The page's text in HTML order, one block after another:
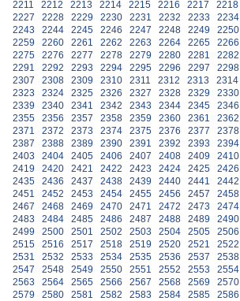
2211
2212 2213 2214 2215 2216 2217 2218
2227
2228 2229 2230 2231 2232 2233 2234
2243
2244 2245 2246 2247 2248 2249 2250
2259
2260 2261 2262 2263 2264 2265 2266
2275
2276 2277 2278 2279 2280 2281 2282
2291
2292 2293 2294 2295 2296 2297 2298
2307
2308 2309 2310 2311 2312 2313 2314
2323
2324 2325 2326 2327 2328 2329 2330
2339
2340 2341 2342 2343 2344 2345 2346
2355
2356 2357 2358 2359 2360 2361 2362
2371
2372 2373 2374 2375 2376 2377 2378
2387
2388 2389 2390 2391 2392 2393 2394
2403
2404 2405 2406 2407 2408 2409 2410
2419
2420 2421 2422 2423 2424 2425 2426
2435
2436 2437 2438 2439 2440 2441 2442
2451
2452 2453 2454 2455 2456 2457 2458
2467
2468 2469 2470 2471 2472 2473 2474
2483
2484 2485 2486 2487 2488 2489 2490
2499
2500 2501 2502 2503 2504 2505 2506
2515
2516 2517 2518 2519 2520 2521 2522
2531
2532 2533 2534 2535 2536 2537 2538
2547
2548 2549 2550 2551 2552 2553 2554
2563
2564 2565 2566 2567 2568 2569 2570
2579
2580 2581 2582 2583 2584 2585 2586